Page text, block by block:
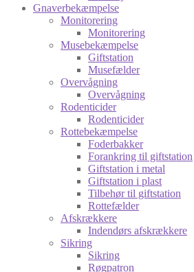
Gnaverbekæmpelse
Monitorering
Monitorering
Musebekæmpelse
Giftstation
Musefælder
Overvågning
Overvågning
Rodenticider
Rodenticider
Rottebekæmpelse
Foderbakker
Forankring til giftstation
Giftstation i metal
Giftstation i plast
Tilbehør til giftstation
Rottefælder
Afskrækkere
Indendørs afskrækkere
Sikring
Sikring
Røgpatron